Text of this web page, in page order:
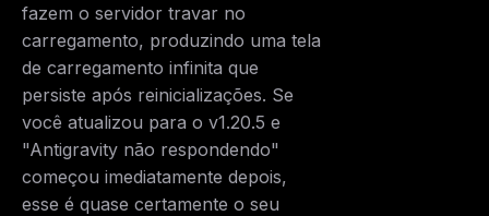
fazem o servidor travar no
carregamento, produzindo uma tela
de carregamento infinita que
persiste após reinicializações. Se
você atualizou para o v1.20.5 e
"Antigravity não respondendo"
começou imediatamente depois,
esse é quase certamente o seu